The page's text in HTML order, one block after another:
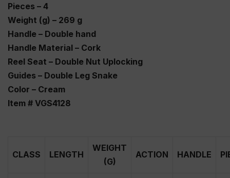
Pieces – 4
Weight (g) – 269 g
Handle – Double hand
Handle Material – Cork
Reel Seat – Double Nut Uplocking
Guides – Double Leg Snake
Color – Cream
Item # VGS4128
CLASS LENGTH
WEIGHT
(G)
ACTION HANDLE